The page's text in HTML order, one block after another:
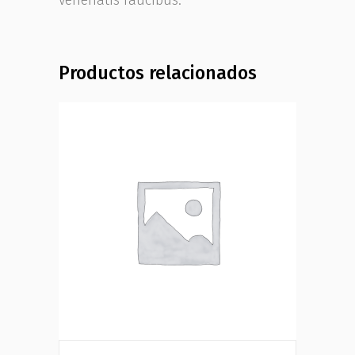
Productos relacionados
Añadir al carrito